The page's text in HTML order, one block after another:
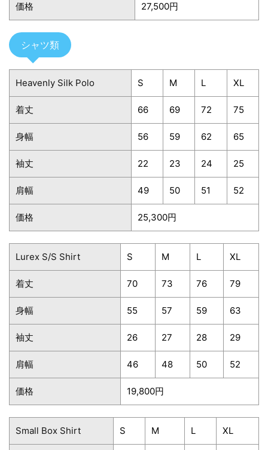
価格 27,500円
シャツ類
Heavenly Silk Polo S M L XL
着丈 66 69 72 75
身幅 56 59 62 65
袖丈 22 23 24 25
肩幅 49 50 51 52
価格 25,300円
Lurex S/S Shirt S M L XL
着丈 70 73 76 79
身幅 55 57 59 63
袖丈 26 27 28 29
肩幅 46 48 50 52
価格 19,800円
Small Box Shirt S M L XL